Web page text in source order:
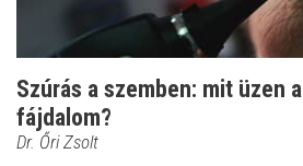
Szúrás a szemben: mit üzen
fájdalom?
Dr. Őri Zsolt